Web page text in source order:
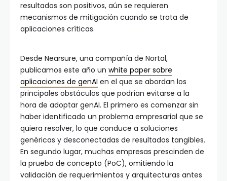
resultados son positivos, aún se requieren
mecanismos de mitigación cuando se trata de
aplicaciones críticas.
Desde Nearsure, una compañía de Nortal,
publicamos este año un white paper sobre
aplicaciones de genAI en el que se abordan los
principales obstáculos que podrían evitarse a la
hora de adoptar genAI. El primero es comenzar sin
haber identificado un problema empresarial que se
quiera resolver, lo que conduce a soluciones
genéricas y desconectadas de resultados tangibles.
En segundo lugar, muchas empresas prescinden de
la prueba de concepto (PoC), omitiendo la
validación de requerimientos y arquitecturas antes